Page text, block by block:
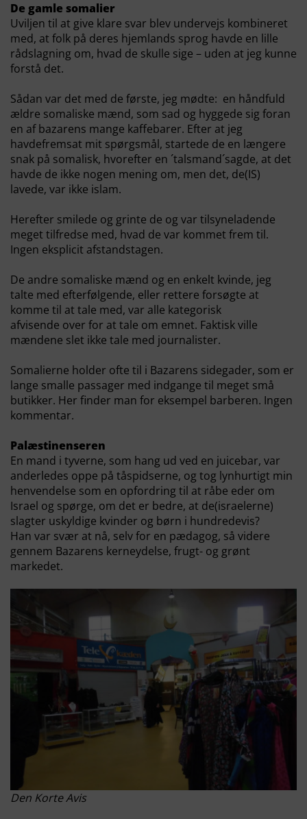
De gamle somalier
Uviljen til at give klare svar blev undervejs kombineret
med, at folk på deres hjemlands sprog havde en lille
rådslagning om, hvad de skulle sige – uden at jeg kunne
forstå det.
Sådan var det med de første, jeg mødte: en håndfuld
ældre somaliske mænd, som sad og hyggede sig foran
en af bazarens mange kaffebarer. Efter at jeg
havdefremsat mit spørgsmål, startede de en længere
snak på somalisk, hvorefter en ´talsmand´sagde, at det
havde de ikke nogen mening om, men det, de(IS)
lavede, var ikke islam.
Herefter smilede og grinte de og var tilsyneladende
meget tilfredse med, hvad de var kommet frem til.
Ingen eksplicit afstandstagen.
De andre somaliske mænd og en enkelt kvinde, jeg
talte med efterfølgende, eller rettere forsøgte at
komme til at tale med, var alle kategorisk
afvisende over for at tale om emnet. Faktisk ville
mændene slet ikke tale med journalister.
Somalierne holder ofte til i Bazarens sidegader, som er
lange smalle passager med indgange til meget små
butikker. Her finder man for eksempel barberen. Ingen
kommentar.
Palæstinenseren
En mand i tyverne, som hang ud ved en juicebar, var
anderledes oppe på tåspidserne, og tog lynhurtigt min
henvendelse som en opfordring til at råbe eder om
Israel og spørge, om det er bedre, at de(israelerne)
slagter uskyldige kvinder og børn i hundredevis?
Han var svær at nå, selv for en pædagog, så videre
gennem Bazarens kerneydelse, frugt- og grønt
markedet.
Den Korte Avis